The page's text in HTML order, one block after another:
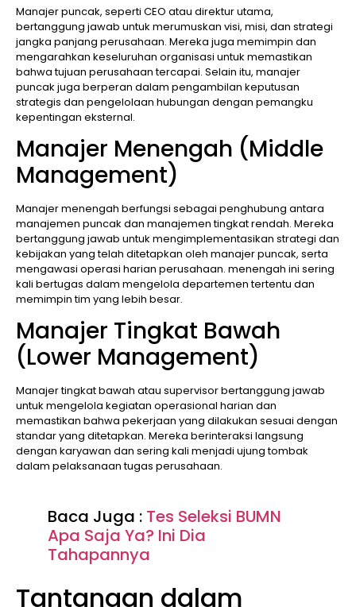
Manajer puncak, seperti CEO atau direktur utama,
bertanggung jawab untuk merumuskan visi, misi, dan strategi
jangka panjang perusahaan. Mereka juga memimpin dan
mengarahkan keseluruhan organisasi untuk memastikan
bahwa tujuan perusahaan tercapai. Selain itu, manajer
puncak juga berperan dalam pengambilan keputusan
strategis dan pengelolaan hubungan dengan pemangku
kepentingan eksternal.
Manajer Menengah (Middle
Management)
Manajer menengah berfungsi sebagai penghubung antara
manajemen puncak dan manajemen tingkat rendah. Mereka
bertanggung jawab untuk mengimplementasikan strategi dan
kebijakan yang telah ditetapkan oleh manajer puncak, serta
mengawasi operasi harian perusahaan. menengah ini sering
kali bertugas dalam mengelola departemen tertentu dan
memimpin tim yang lebih besar.
Manajer Tingkat Bawah
(Lower Management)
Manajer tingkat bawah atau supervisor bertanggung jawab
untuk mengelola kegiatan operasional harian dan
memastikan bahwa pekerjaan yang dilakukan sesuai dengan
standar yang ditetapkan. Mereka berinteraksi langsung
dengan karyawan dan sering kali menjadi ujung tombak
dalam pelaksanaan tugas perusahaan.
Baca Juga : Tes Seleksi BUMN
Apa Saja Ya? Ini Dia
Tahapannya
Tantangan dalam